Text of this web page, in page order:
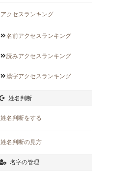
アクセスランキング
名前アクセスランキング
読みアクセスランキング
漢字アクセス ランキング
姓名判断
姓名判断をする
姓名判断の見方
名字の管理